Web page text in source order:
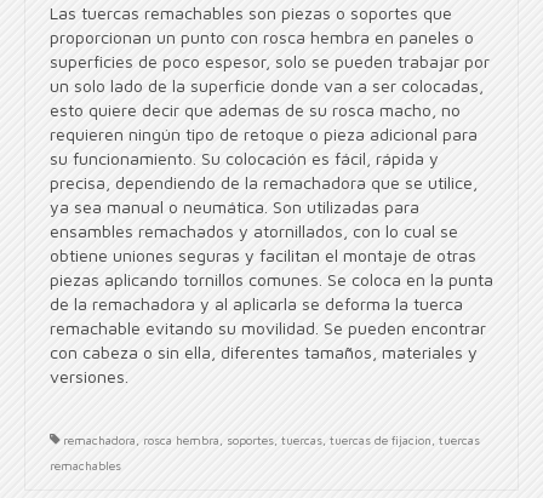
Las tuercas remachables son piezas o soportes que
proporcionan un punto con rosca hembra en paneles o
superficies de poco espesor, solo se pueden trabajar por
un solo lado de la superficie donde van a ser colocadas,
esto quiere decir que ademas de su rosca macho, no
requieren ningún tipo de retoque o pieza adicional para
su funcionamiento. Su colocación es fácil, rápida y
precisa, dependiendo de la remachadora que se utilice,
ya sea manual o neumática. Son utilizadas para
ensambles remachados y atornillados, con lo cual se
obtiene uniones seguras y facilitan el montaje de otras
piezas aplicando tornillos comunes. Se coloca en la punta
de la remachadora y al aplicarla se deforma la tuerca
remachable evitando su movilidad. Se pueden encontrar
con cabeza o sin ella, diferentes tamaños, materiales y
versiones.
remachadora rosca hembra soportes tuercas tuercas de fijacion tuercas
remachables